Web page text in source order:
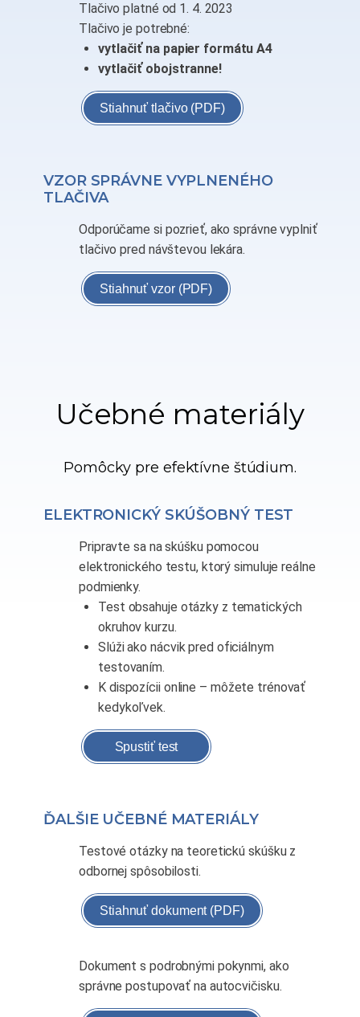
Tlačivo platné od 1. 4. 2023
Tlačivo je potrebné:
vytlačiť na papier formátu A4
vytlačiť obojstranne!
Stiahnuť tlačivo (PDF)
VZOR SPRÁVNE VYPLNENÉHO
TLAČIVA
Odporúčame si pozrieť, ako správne vyplniť
tlačivo pred návštevou lekára.
Stiahnuť vzor (PDF)
Učebné materiály
Pomôcky pre efektívne štúdium.
ELEKTRONICKÝ SKÚŠOBNÝ TEST
Pripravte sa na skúšku pomocou
elektronického testu, ktorý simuluje reálne
podmienky.
Test obsahuje otázky z tematických
okruhov kurzu.
Slúži ako nácvik pred oficiálnym
testovaním.
K dispozícii online – môžete trénovať
kedykoľvek.
Spustiť test
ĎALŠIE UČEBNÉ MATERIÁLY
Testové otázky na teoretickú skúšku z
odbornej spôsobilosti.
Stiahnuť dokument (PDF)
Dokument s podrobnými pokynmi, ako
správne postupovať na autocvičisku.